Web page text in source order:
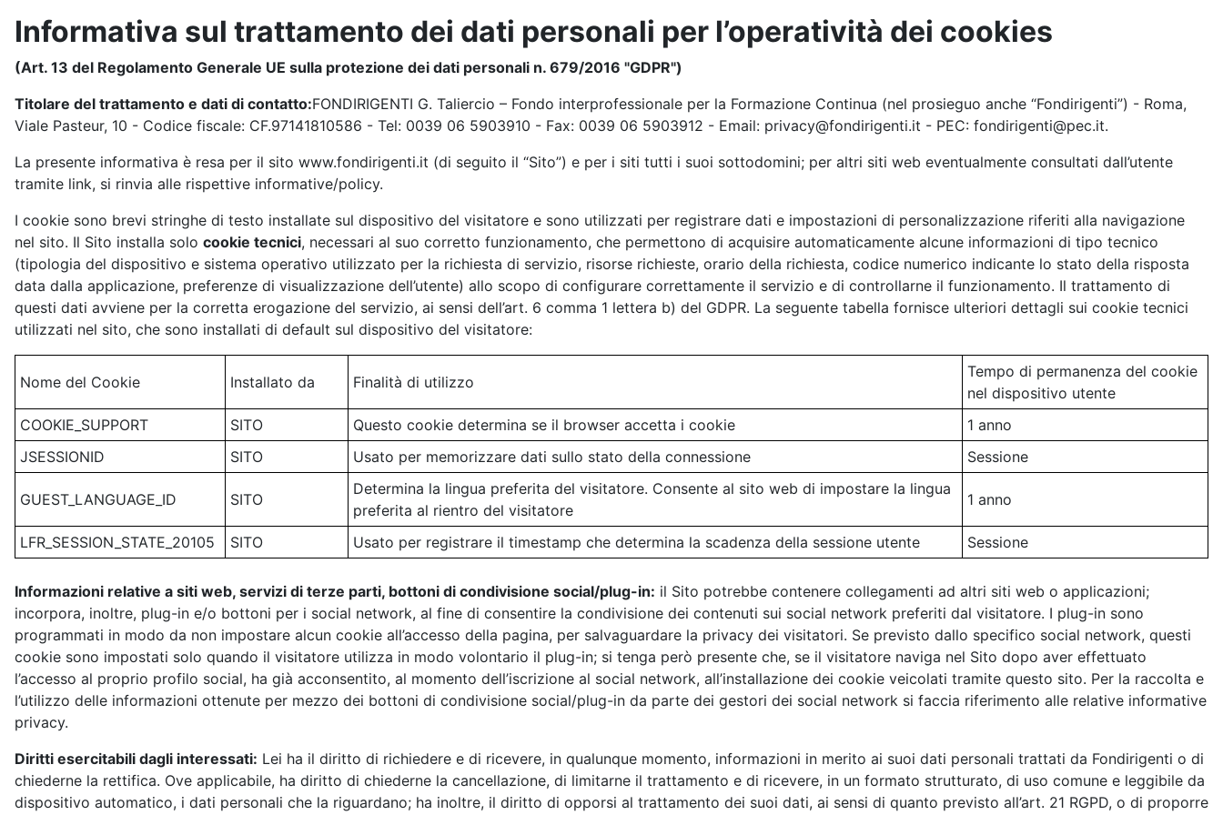
Informativa sul trattamento dei dati personali per l’operatività dei cookies
(Art. 13 del Regolamento Generale UE sulla protezione dei dati personali n. 679/2016 "GDPR")
Titolare del trattamento e dati di contatto:FONDIRIGENTI G. Taliercio – Fondo interprofessionale per la Formazione Continua (nel prosieguo anche “Fondirigenti”) - Roma,
Viale Pasteur, 10 - Codice fiscale: CF.97141810586 - Tel: 0039 06 5903910 - Fax: 0039 06 5903912 - Email: privacy@fondirigenti.it - PEC: fondirigenti@pec.it.
La presente informativa è resa per il sito www.fondirigenti.it (di seguito il “Sito”) e per i siti tutti i suoi sottodomini; per altri siti web eventualmente consultati dall’utente
tramite link, si rinvia alle rispettive informative/policy.
I cookie sono brevi stringhe di testo installate sul dispositivo del visitatore e sono utilizzati per registrare dati e impostazioni di personalizzazione riferiti alla navigazione
nel sito. Il Sito installa solo cookie tecnici, necessari al suo corretto funzionamento, che permettono di acquisire automaticamente alcune informazioni di tipo tecnico
(tipologia del dispositivo e sistema operativo utilizzato per la richiesta di servizio, risorse richieste, orario della richiesta, codice numerico indicante lo stato della risposta
data dalla applicazione, preferenze di visualizzazione dell’utente) allo scopo di configurare correttamente il servizio e di controllarne il funzionamento. Il trattamento di
questi dati avviene per la corretta erogazione del servizio, ai sensi dell’art. 6 comma 1 lettera b) del GDPR. La seguente tabella fornisce ulteriori dettagli sui cookie tecnici
utilizzati nel sito, che sono installati di default sul dispositivo del visitatore:
Nome del Cookie Installato da Finalità di utilizzo
Tempo di permanenza del cookie
nel dispositivo utente
COOKIE_SUPPORT
SITO Questo cookie determina se il browser accetta i cookie
1 anno
JSESSIONID
SITO Usato per memorizzare dati sullo stato della connessione Sessione
GUEST_LANGUAGE_ID SITO
Determina la lingua preferita del visitatore. Consente al sito web di impostare la lingua
preferita al rientro del visitatore
1 anno
LFR_SESSION_STATE_20105 SITO Usato per registrare il timestamp che determina la scadenza della sessione utente Sessione
Informazioni relative a siti web, servizi di terze parti, bottoni di condivisione social/plug-in: il Sito potrebbe contenere collegamenti ad altri siti web o applicazioni;
incorpora, inoltre, plug-in e/o bottoni per i social network, al fine di consentire la condivisione dei contenuti sui social network preferiti dal visitatore. I plug-in sono
programmati in modo da non impostare alcun cookie all’accesso della pagina, per salvaguardare la privacy dei visitatori. Se previsto dallo specifico social network, questi
cookie sono impostati solo quando il visitatore utilizza in modo volontario il plug-in; si tenga però presente che, se il visitatore naviga nel Sito dopo aver effettuato
l’accesso al proprio profilo social, ha già acconsentito, al momento dell’iscrizione al social network, all’installazione dei cookie veicolati tramite questo sito. Per la raccolta e
l’utilizzo delle informazioni ottenute per mezzo dei bottoni di condivisione social/plug-in da parte dei gestori dei social network si faccia riferimento alle relative informative
privacy.
Diritti esercitabili dagli interessati: Lei ha il diritto di richiedere e di ricevere, in qualunque momento, informazioni in merito ai suoi dati personali trattati da Fondirigenti o di
chiederne la rettifica. Ove applicabile, ha diritto di chiederne la cancellazione, di limitarne il trattamento e di ricevere, in un formato strutturato, di uso comune e leggibile da
dispositivo automatico, i dati personali che la riguardano; ha inoltre, il diritto di opporsi al trattamento dei suoi dati, ai sensi di quanto previsto all’art. 21 RGPD, o di proporre